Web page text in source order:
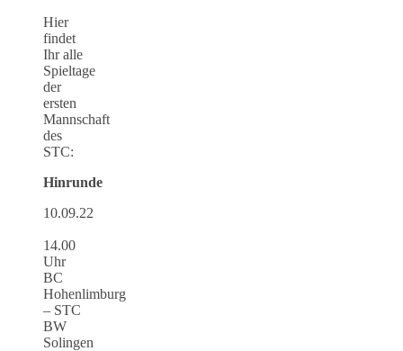
Hier
findet
Ihr alle
Spieltage
der
ersten
Mannschaft
des
STC:
Hinrunde
10.09.22
14.00
Uhr
BC
Hohenlimburg
– STC
BW
Solingen